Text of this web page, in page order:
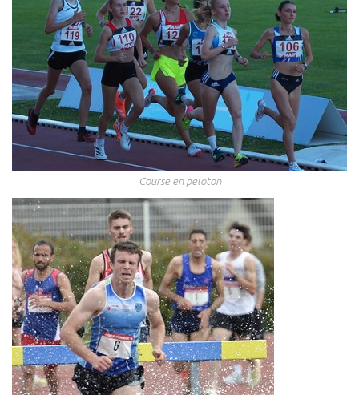
Course en peloton